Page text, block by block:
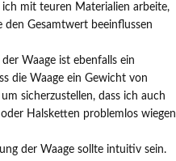
mit teuren Materialien arbeite,
den Gesamtwert beeinflussen
Waage ist ebenfalls ein
die Waage ein Gewicht von
sicherzustellen, dass ich auch
Halsketten problemlos wiegen
der Waage sollte intuitiv sein.